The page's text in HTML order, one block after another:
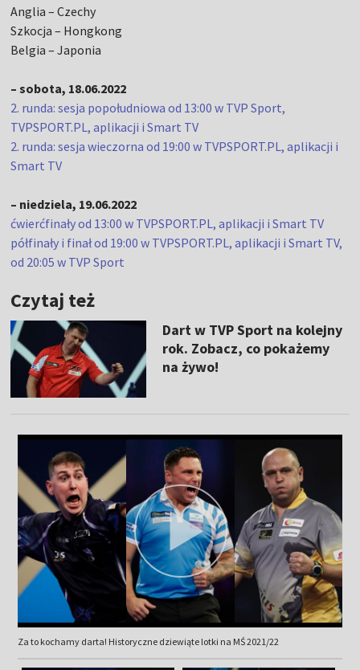
Anglia – Czechy
Szkocja – Hongkong
Belgia – Japonia
– sobota, 18.06.2022
2. runda: sesja popołudniowa od 13:00 w TVP Sport,
TVPSPORT.PL, aplikacji i Smart TV
2. runda: sesja wieczorna od 19:00 w TVPSPORT.PL, aplikacji i
Smart TV
– niedziela, 19.06.2022
ćwierćfinały od 13:00 w TVPSPORT.PL, aplikacji i Smart TV
półfinały i finał od 19:00 w TVPSPORT.PL, aplikacji i Smart TV,
od 20:05 w TVP Sport
Czytaj też
Dart w TVP Sport na kolejny
rok. Zobacz, co pokażemy
na żywo!
Za to kochamy darta! Historyczne dziewiąte lotki na MŚ 2021/22